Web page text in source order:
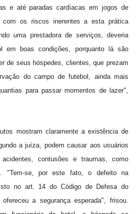
e até paradas cardíacas em jogos de
com os riscos inerentes a esta prática
uma prestadora de serviços, deveria
em boas condições, porquanto lá são
de seus hóspedes, clientes, que prezam
do campo de futebol, ainda mais
para passar momentos de lazer",
mostram claramente a existência de
a juíza, podem causar aos usuários
contusões e traumas, como
"Tem-se, por este fato, o defeito na
no art. 14 do Código de Defesa do
ofereceu a segurança esperada", frisou.